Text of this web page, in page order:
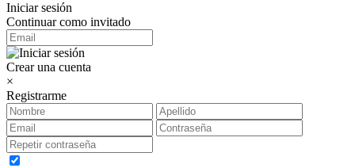
Iniciar sesión
Continuar como invitado
Crear una cuenta
×
Registrarme